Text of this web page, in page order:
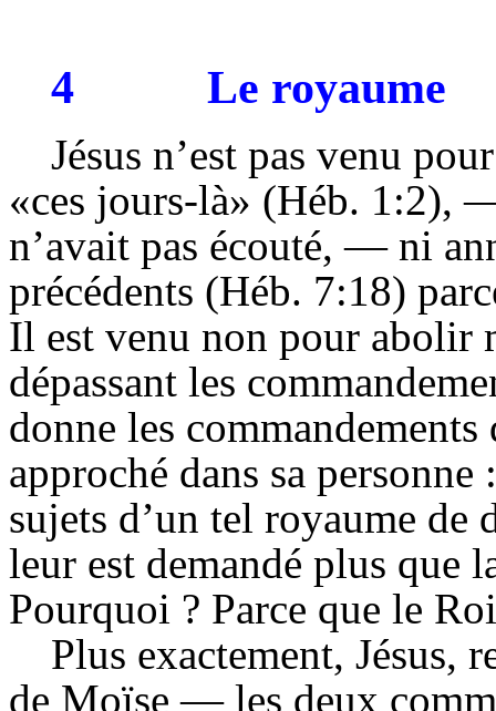
4 Le royaume
Jésus n’est pas venu
«ces jours-là» (Héb. 1:2),
n’avait pas écouté, — ni
précédents (Héb. 7:18)
Il est venu non pour abolir
dépassant les
donne les
approché dans sa
sujets d’un tel royaume
leur est demandé plus que
Pourquoi ? Parce que le
Plus exactement, Jésus,
de Moïse — les deux